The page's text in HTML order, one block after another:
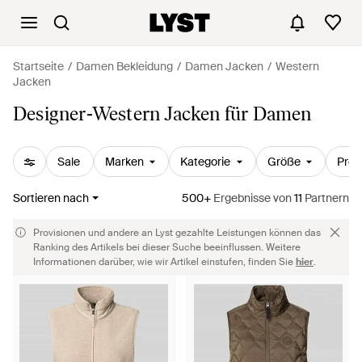
Startseite Damen Bekleidung Damen Jacken
Western
Jacken
Designer-Western Jacken für Damen
Sale Marken Kategorie Größe Preis
Sortieren nach 500+ Ergebnissevon11 Partnern
Provisionen und andere an Lyst gezahlte Leistungen können das
Ranking des Artikels bei dieser Suche beeinflussen. Weitere
Informationen darüber, wie wir Artikel einstufen, finden Siehier.